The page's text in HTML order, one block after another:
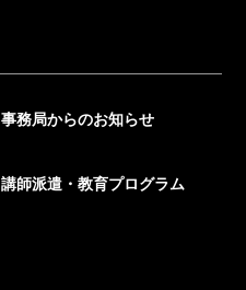
事務局からのお知らせ
講師派遣・教育プログラム